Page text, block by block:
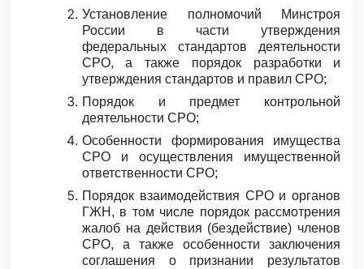
Установление полномочий Минстроя
России в части утверждения
федеральных стандартов деятельности
СРО, а также порядок разработки и
утверждения стандартов и правил СРО;
Порядок и предмет контрольной
деятельности СРО;
Особенности формирования имущества
СРО и осуществления имущественной
ответственности СРО;
Порядок взаимодействия СРО и органов
ГЖН, в том числе порядок рассмотрения
жалоб на действия (бездействие) членов
СРО, а также особенности заключения
соглашения о признании результатов